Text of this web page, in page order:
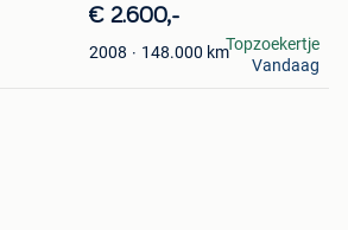
€ 2.600,-
2008 148.000 kmTopzoekertje
Vandaag